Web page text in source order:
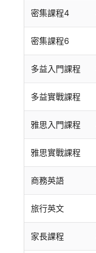
密集課程4
密集課程6
多益入門課程
多益實戰課程
雅思入門課程
雅思實戰課程
商務英語
旅行英文
家長課程